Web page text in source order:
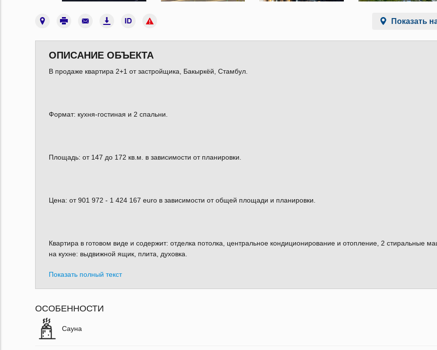
Показать
ОПИСАНИЕ ОБЪЕКТА
В продаже квартира 2+1 от застройщика, Бакыркёй, Стамбул.
Формат: кухня-гостиная и 2 спальни.
Площадь: от 147 до 172 кв.м. в зависимости от планировки.
Цена: от 901 972 - 1 424 167 euro в зависимости от общей площади и планировки.
Квартира в готовом виде и содержит: отделка потолка, центральное кондиционирование и отопление, 2 стиральные
на кухне: выдвижной ящик, плита, духовка.
Показать полный текст
ОСОБЕННОСТИ
Сауна